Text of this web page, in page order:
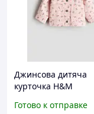
Джинсова дитяча
курточка H&M
Готово к отправке